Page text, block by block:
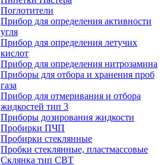
Поглотители
Прибор для определения активности
угля
Прибор для определения летучих
кислот
Прибор для определения нитрозамина
Приборы для отбора и хранения проб
газа
Прибор для отмеривания и отбора
жидкостей тип 3
Приборы дозирования жидкости
Пробирки ПЧП
Пробирки стеклянные
Пробки стеклянные, пластмассовые
Склянка тип СВТ